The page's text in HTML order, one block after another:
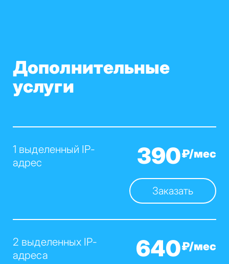
Дополнительные
услуги
1 выделенный IP-
адрес
390₽/мес
Заказать
2 выделенных IP-
адреса
640₽/мес